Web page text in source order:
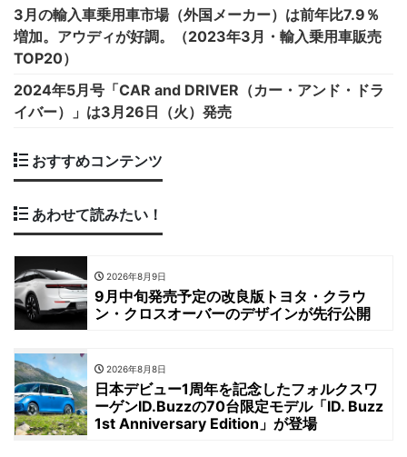
3月の輸入車乗用車市場（外国メーカー）は前年比7.9％
増加。アウディが好調。（2023年3月・輸入乗用車販売
TOP20）
2024年5月号「CAR and DRIVER（カー・アンド・ドラ
イバー）」は3月26日（火）発売
おすすめコンテンツ
あわせて読みたい！
2026年8月9日
9月中旬発売予定の改良版トヨタ・クラウ
ン・クロスオーバーのデザインが先行公開
2026年8月8日
日本デビュー1周年を記念したフォルクスワ
ーゲンID.Buzzの70台限定モデル「ID. Buzz
1st Anniversary Edition」が登場